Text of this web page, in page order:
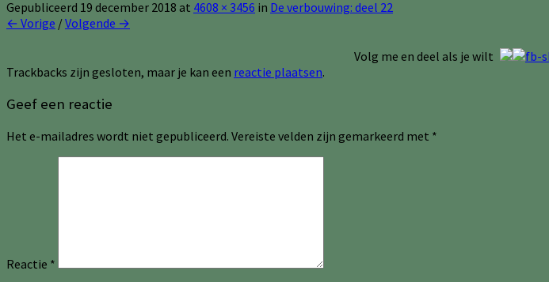
Gepubliceerd 19 december 2018 at 4608 × 3456 in De verbouwing: deel 22
← Vorige /Volgende →
Volg me en deel als je wilt
Trackbacks zijn gesloten, maar je kan een reactie plaatsen.
Geef een reactie
Het e-mailadres wordt niet gepubliceerd. Vereiste velden zijn gemarkeerd met *
Reactie *